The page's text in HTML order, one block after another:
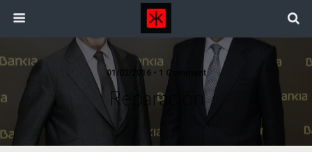
01/02/2016 • 1 Comment
Reparación